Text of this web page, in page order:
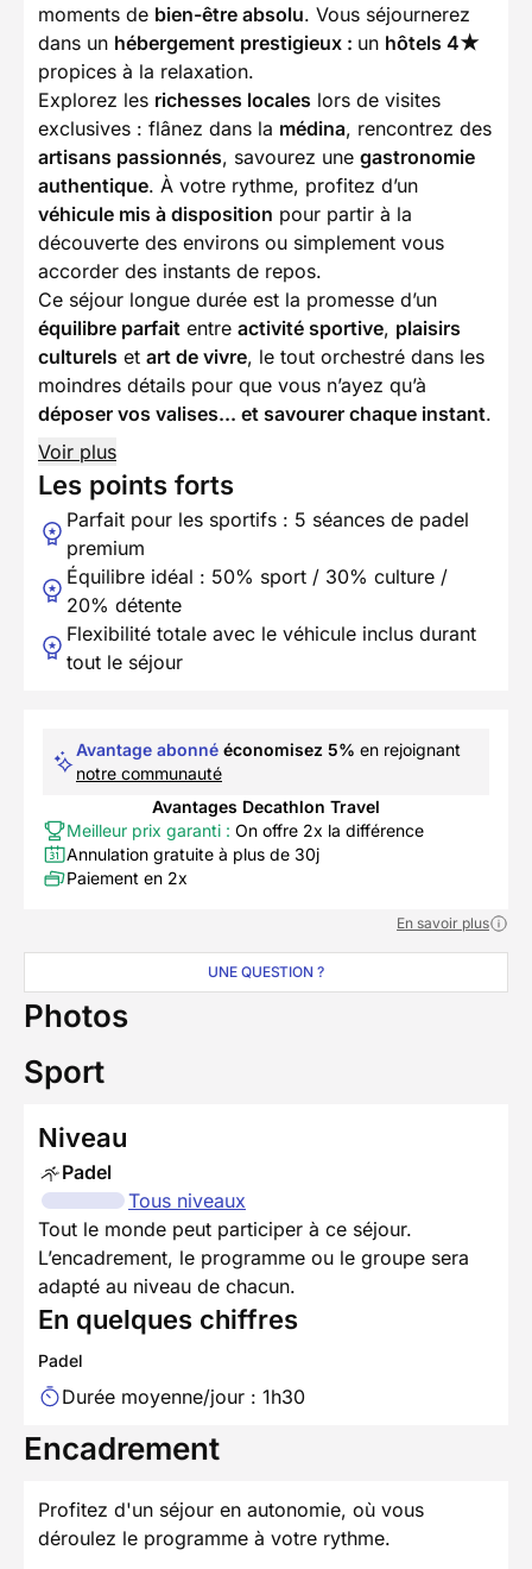
moments de bien-être absolu. Vous séjournerez
dans un hébergement prestigieux : un hôtels 4★
propices à la relaxation.
Explorez les richesses locales lors de visites
exclusives : flânez dans la médina, rencontrez des
artisans passionnés, savourez une gastronomie
authentique. À votre rythme, profitez d’un
véhicule mis à disposition pour partir à la
découverte des environs ou simplement vous
accorder des instants de repos.
Ce séjour longue durée est la promesse d’un
équilibre parfait entre activité sportive, plaisirs
culturels et art de vivre, le tout orchestré dans les
moindres détails pour que vous n’ayez qu’à
déposer vos valises... et savourer chaque instant.
Voir plus
Les points forts
Parfait pour les sportifs : 5 séances de padel
premium
Équilibre idéal : 50% sport / 30% culture /
20% détente
Flexibilité totale avec le véhicule inclus durant
tout le séjour
Avantage abonné économisez 5% en rejoignant
notre communauté
Avantages Decathlon Travel
Meilleur prix garanti : On offre 2x la différence
Annulation gratuite à plus de 30j
Paiement en 2x
En savoir plus
UNE QUESTION ?
Photos
Sport
Niveau
Padel
Tous niveaux
Tout le monde peut participer à ce séjour.
L’encadrement, le programme ou le groupe sera
adapté au niveau de chacun.
En quelques chiffres
Padel
Durée moyenne/jour : 1h30
Encadrement
Profitez d'un séjour en autonomie, où vous
déroulez le programme à votre rythme.